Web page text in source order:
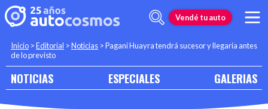
Vendé tu auto
Inicio >Editorial >Noticias >Pagani Huayra tendrá sucesor y llegaría antes
de lo previsto
NOTICIAS ESPECIALES GALERIAS